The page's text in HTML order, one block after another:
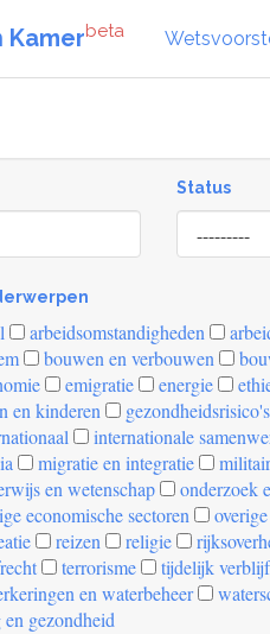
Kamerbeta
Status
[invalid
name]
arbeidsomstandigheden
bouwen en verbouwen
emigratie energie
en kinderen
gezondheidsrisico's
internationale
migratie en integratie
en wetenschap
onderzoek
economische sectoren
reizen religie
terrorisme tijdelijk verblijf
en waterbeheer
en gezondheid